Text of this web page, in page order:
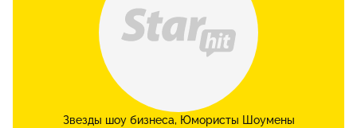
Звезды шоу бизнеса Юмористы Шоумены